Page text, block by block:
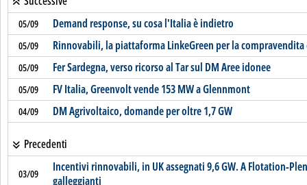
05/09 Demand response, su cosa l'Italia è indietro
05/09 Rinnovabili, la piattaforma LinkeGreen per la
05/09 Fer Sardegna, verso ricorso al Tar sul DM Aree idonee
05/09 FV Italia, Greenvolt vende 153 MW a Glennmont
04/09 DM Agrivoltaico, domande per oltre 1,7 GW
Precedenti
03/09
Incentivi rinnovabili, in UK assegnati 9,6 GW. A Flotation-
galleggianti